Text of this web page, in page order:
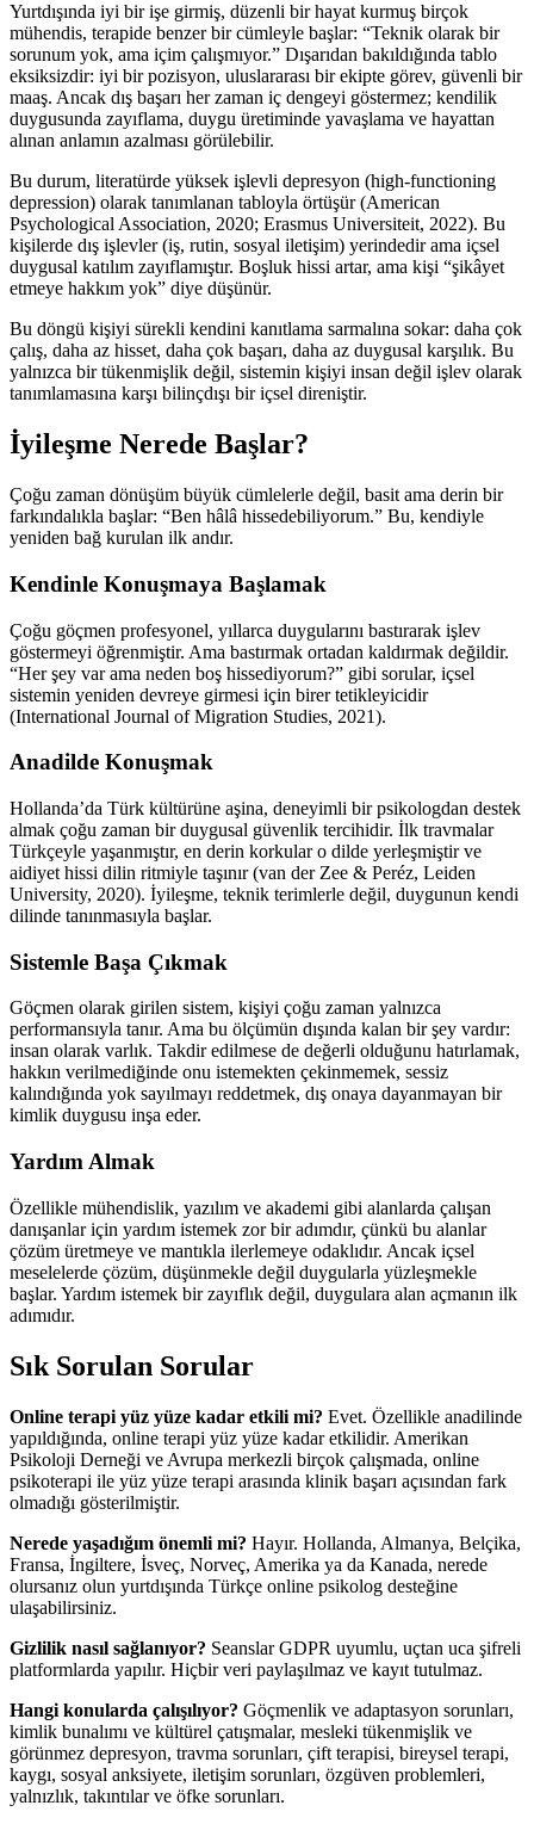
Yurtdışında iyi bir işe girmiş, düzenli bir hayat kurmuş birçok
mühendis, terapide benzer bir cümleyle başlar: “Teknik olarak bir
sorunum yok, ama içim çalışmıyor.” Dışarıdan bakıldığında tablo
eksiksizdir: iyi bir pozisyon, uluslararası bir ekipte görev, güvenli bir
maaş. Ancak dış başarı her zaman iç dengeyi göstermez; kendilik
duygusunda zayıflama, duygu üretiminde yavaşlama ve hayattan
alınan anlamın azalması görülebilir.
Bu durum, literatürde yüksek işlevli depresyon (high-functioning
depression) olarak tanımlanan tabloyla örtüşür (American
Psychological Association, 2020; Erasmus Universiteit, 2022). Bu
kişilerde dış işlevler (iş, rutin, sosyal iletişim) yerindedir ama içsel
duygusal katılım zayıflamıştır. Boşluk hissi artar, ama kişi “şikâyet
etmeye hakkım yok” diye düşünür.
Bu döngü kişiyi sürekli kendini kanıtlama sarmalına sokar: daha çok
çalış, daha az hisset, daha çok başarı, daha az duygusal karşılık. Bu
yalnızca bir tükenmişlik değil, sistemin kişiyi insan değil işlev olarak
tanımlamasına karşı bilinçdışı bir içsel direniştir.
İyileşme Nerede Başlar?
Çoğu zaman dönüşüm büyük cümlelerle değil, basit ama derin bir
farkındalıkla başlar: “Ben hâlâ hissedebiliyorum.” Bu, kendiyle
yeniden bağ kurulan ilk andır.
Kendinle Konuşmaya Başlamak
Çoğu göçmen profesyonel, yıllarca duygularını bastırarak işlev
göstermeyi öğrenmiştir. Ama bastırmak ortadan kaldırmak değildir.
“Her şey var ama neden boş hissediyorum?” gibi sorular, içsel
sistemin yeniden devreye girmesi için birer tetikleyicidir
(International Journal of Migration Studies, 2021).
Anadilde Konuşmak
Hollanda’da Türk kültürüne aşina, deneyimli bir psikologdan destek
almak çoğu zaman bir duygusal güvenlik tercihidir. İlk travmalar
Türkçeyle yaşanmıştır, en derin korkular o dilde yerleşmiştir ve
aidiyet hissi dilin ritmiyle taşınır (van der Zee & Peréz, Leiden
University, 2020). İyileşme, teknik terimlerle değil, duygunun kendi
dilinde tanınmasıyla başlar.
Sistemle Başa Çıkmak
Göçmen olarak girilen sistem, kişiyi çoğu zaman yalnızca
performansıyla tanır. Ama bu ölçümün dışında kalan bir şey vardır:
insan olarak varlık. Takdir edilmese de değerli olduğunu hatırlamak,
hakkın verilmediğinde onu istemekten çekinmemek, sessiz
kalındığında yok sayılmayı reddetmek, dış onaya dayanmayan bir
kimlik duygusu inşa eder.
Yardım Almak
Özellikle mühendislik, yazılım ve akademi gibi alanlarda çalışan
danışanlar için yardım istemek zor bir adımdır, çünkü bu alanlar
çözüm üretmeye ve mantıkla ilerlemeye odaklıdır. Ancak içsel
meselelerde çözüm, düşünmekle değil duygularla yüzleşmekle
başlar. Yardım istemek bir zayıflık değil, duygulara alan açmanın ilk
adımıdır.
Sık Sorulan Sorular
Online terapi yüz yüze kadar etkili mi? Evet. Özellikle anadilinde
yapıldığında, online terapi yüz yüze kadar etkilidir. Amerikan
Psikoloji Derneği ve Avrupa merkezli birçok çalışmada, online
psikoterapi ile yüz yüze terapi arasında klinik başarı açısından fark
olmadığı gösterilmiştir.
Nerede yaşadığım önemli mi? Hayır. Hollanda, Almanya, Belçika,
Fransa, İngiltere, İsveç, Norveç, Amerika ya da Kanada, nerede
olursanız olun yurtdışında Türkçe online psikolog desteğine
ulaşabilirsiniz.
Gizlilik nasıl sağlanıyor? Seanslar GDPR uyumlu, uçtan uca şifreli
platformlarda yapılır. Hiçbir veri paylaşılmaz ve kayıt tutulmaz.
Hangi konularda çalışılıyor? Göçmenlik ve adaptasyon sorunları,
kimlik bunalımı ve kültürel çatışmalar, mesleki tükenmişlik ve
görünmez depresyon, travma sorunları, çift terapisi, bireysel terapi,
kaygı, sosyal anksiyete, iletişim sorunları, özgüven problemleri,
yalnızlık, takıntılar ve öfke sorunları.